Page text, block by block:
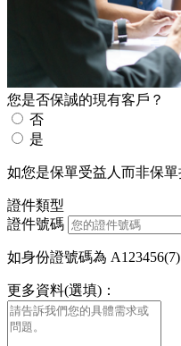
您是否保誠的現有客戶？
否
是
如您是保單受益人而非保單
證件類型
證件號碼
如身份證號碼為
更多資料(選填)：